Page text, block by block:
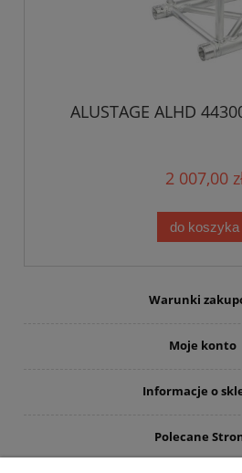
ALUSTAGE ALHD
2 007,00
do koszyka
Warunki
Moje konto
Informacje o
Polecane